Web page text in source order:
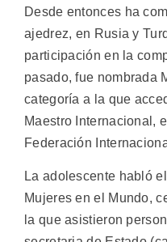
Desde entonces ha
ajedrez, en Rusia y
participación en la
pasado, fue nombrada
categoría a la que
Maestro Internacional,
Federación
La adolescente habló
Mujeres en el Mundo,
la que asistieron